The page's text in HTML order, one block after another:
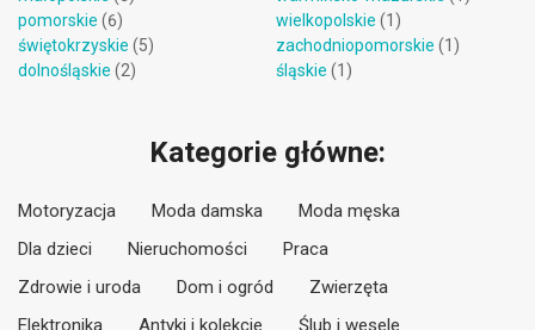
pomorskie (6)
świętokrzyskie (5)
dolnośląskie (2)
wielkopolskie (1)
zachodniopomorskie (1)
śląskie (1)
Kategorie główne:
Motoryzacja Moda damska
Moda męska
Dla dzieci
Nieruchomości
Praca
Zdrowie i uroda
Dom i ogród
Zwierzęta
Elektronika
Antyki i kolekcje Ślub i wesele